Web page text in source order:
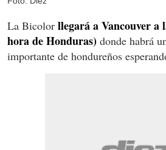
La Bicolor llegará a Vancouver a
hora de Honduras) donde habrá
importante de hondureños